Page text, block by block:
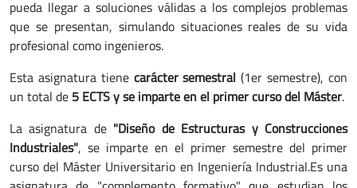
pueda llegar a soluciones válidas a los complejos problemas
que se presentan, simulando situaciones reales de su vida
profesional como ingenieros.
Esta asignatura tiene carácter semestral(1er semestre), con
un total de 5 ECTS y se imparte en el primer curso del Máster.
La asignatura de "Diseño de Estructuras y Construcciones
Industriales", se imparte en el primer semestre del primer
curso del Máster Universitario en Ingeniería Industrial.Es una